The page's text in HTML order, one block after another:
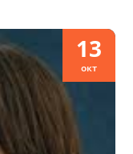
13
окт